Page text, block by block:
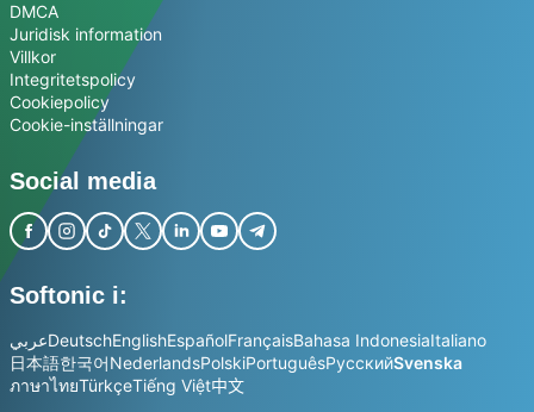
DMCA
Juridisk information
Villkor
Integritetspolicy
Cookiepolicy
Cookie-inställningar
Social media
Softonic i:
عربيDeutschEnglishEspañolFrançaisBahasa IndonesiaItaliano
日本語한국어NederlandsPolskiPortuguêsРусскийSvenska
ภาษาไทยTürkçeTiếng Việt中文